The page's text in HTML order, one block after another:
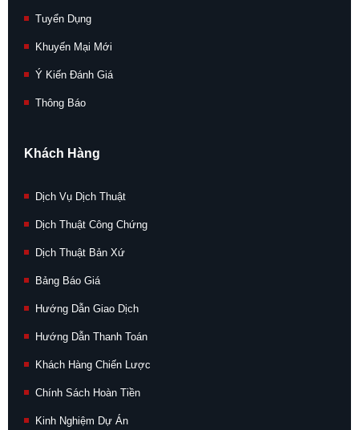
Tuyển Dụng
Khuyến Mại Mới
Ý Kiến Đánh Giá
Thông Báo
Khách Hàng
Dịch Vụ Dịch Thuật
Dịch Thuật Công Chứng
Dịch Thuật Bản Xứ
Bảng Báo Giá
Hướng Dẫn Giao Dịch
Hướng Dẫn Thanh Toán
Khách Hàng Chiến Lược
Chính Sách Hoàn Tiền
Kinh Nghiệm Dự Án